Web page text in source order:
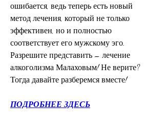
ошибается, ведь теперь есть новый
метод лечения, который не только
эффективен, но и полностью
соответствует его мужскому эго.
Разрешите представить – лечение
алкоголизма Малаховым! Не верите?
Тогда давайте разберемся вместе!
ПОДРОБНЕЕ ЗДЕСЬ